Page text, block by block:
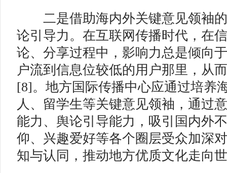
二是借助海内外关键意见领袖的
论引导力。在互联网传播时代，在
论、分享过程中，影响力总是倾向
户流到信息位较低的用户那里，从
[8]。地方国际传播中心应通过培养
人、留学生等关键意见领袖，通过
能力、舆论引导能力，吸引国内外
仰、兴趣爱好等各个圈层受众加深
知与认同，推动地方优质文化走向